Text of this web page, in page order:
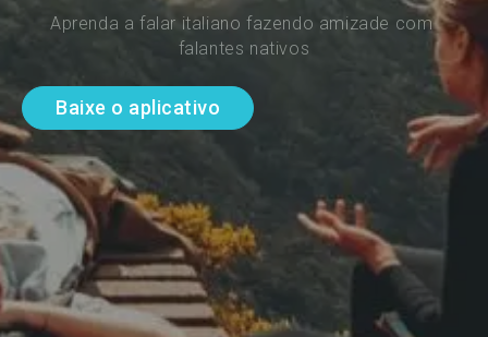
Aprenda a falar italiano fazendo amizade com
falantes nativos
Baixe o aplicativo